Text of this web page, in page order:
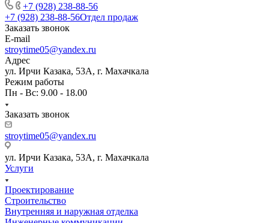
+7 (928) 238-88-56
+7 (928) 238-88-56Отдел продаж
Заказать звонок
E-mail
stroytime05@yandex.ru
Адрес
ул. Ирчи Казака, 53А, г. Махачкала
Режим работы
Пн - Вс: 9.00 - 18.00
Заказать звонок
stroytime05@yandex.ru
ул. Ирчи Казака, 53А, г. Махачкала
Услуги
Проектирование
Строительство
Внутренняя и наружная отделка